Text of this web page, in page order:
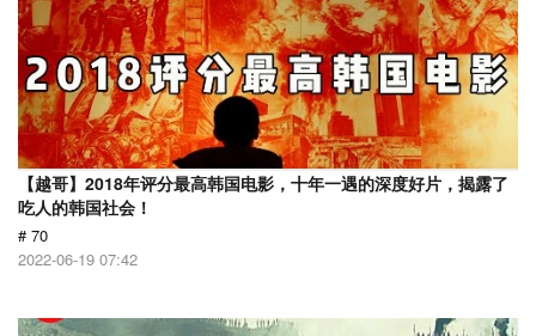
【越哥】2018年评分最高韩国电影，十年一遇的深度好片，揭露了
吃人的韩国社会！
# 70
2022-06-19 07:42